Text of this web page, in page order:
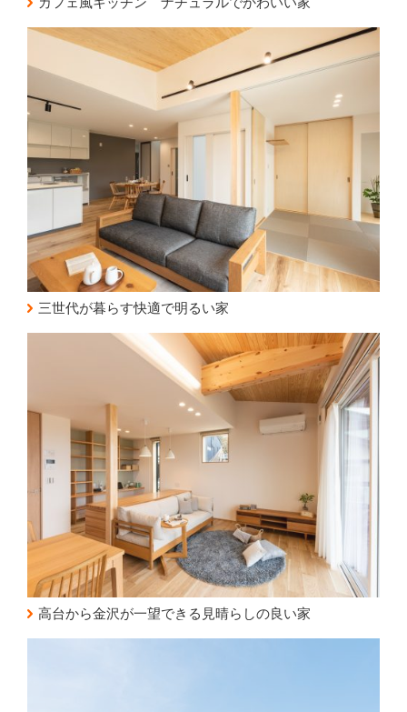
三世代が暮らす快適で明るい家
高台から金沢が一望できる見晴らしの良い家